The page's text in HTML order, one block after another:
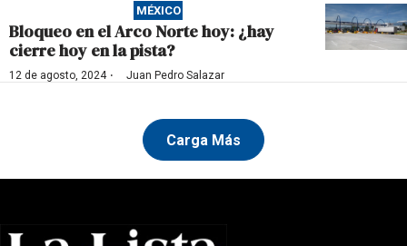
MÉXICO
Bloqueo en el Arco Norte hoy: ¿hay
cierre hoy en la pista?
12 de agosto, 2024· Juan Pedro Salazar
Carga Más